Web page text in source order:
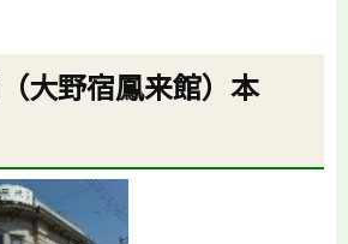
大野宿鳳来館）本